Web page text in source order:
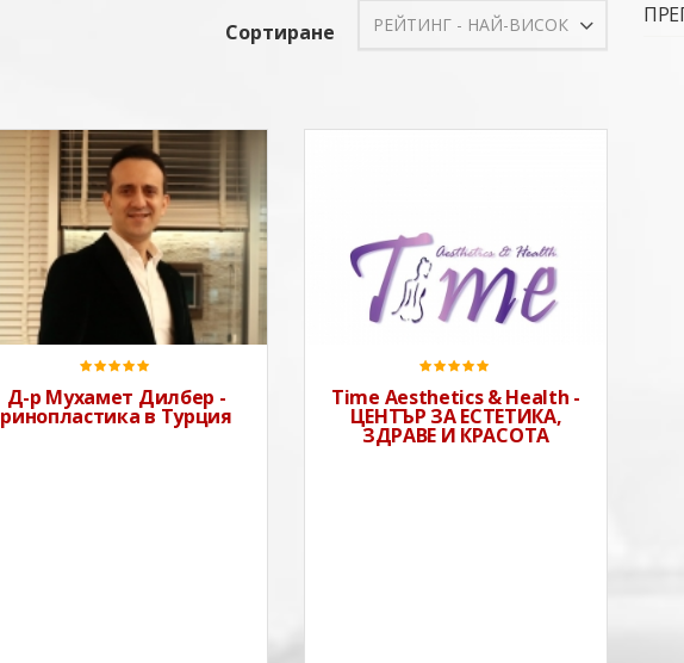
Сортиране РЕЙТИНГ - НАЙ-ВИСОК
Д-р Мухамет Дилбер -
ринопластика в Турция
Time Aesthetics & Health -
ЦЕНТЪР ЗА ЕСТЕТИКА,
ЗДРАВЕ И КРАСОТА